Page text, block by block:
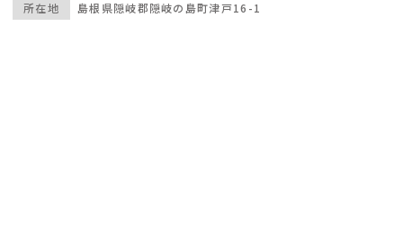
所在地 島根県隠岐郡隠岐の島町津戸16-1